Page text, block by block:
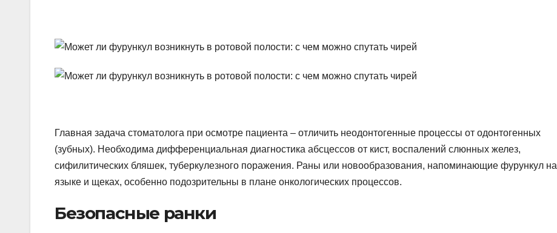
Главная задача стоматолога при осмотре пациента – отличить неодонтогенные процессы от одонтогенных
(зубных). Необходима дифференциальная диагностика абсцессов от кист, воспалений слюнных желез,
сифилитических бляшек, туберкулезного поражения. Раны или новообразования, напоминающие фурункул на
языке и щеках, особенно подозрительны в плане онкологических процессов.
Безопасные ранки